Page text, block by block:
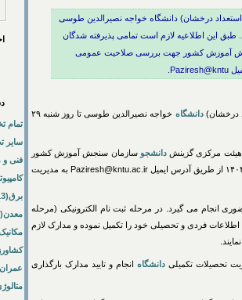
درخشان) دانشگاه خواجه نصیرالدین طوسی
گلستان ادامه دارد. طبق این اطلاعیه لازم است تمامی پذیرفته شدگان
آموزش کشور جهت بررسی صلاحیت عمومی
درخشان) دانشگاه
خواجه نصیرالدین طوسی تا روز شنبه ۲۹
هیئت مرکزی گزینش دانشجو سازمان سنجش آموزش کشور
Paziresh@kntu.ac.ir به مدیریت
انجام می گیرد. در مرحله ثبت نام الکترونیکی (مرحله
اطلاعات فردی و تحصیلی خود را تکمیل نموده و مدارک لازم
تحصیلات تکمیلیدانشگاهانجام و تایید مدارک بارگذاری
تمام
سایر
فنی و
برق(13)
معدن(12)
عمران